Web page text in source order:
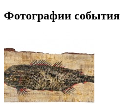
Фотографии события